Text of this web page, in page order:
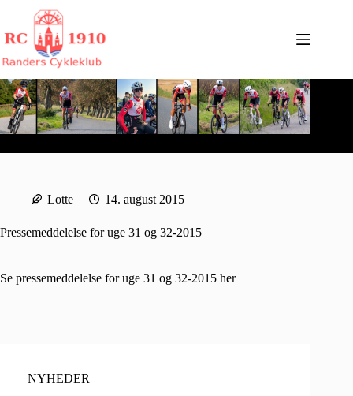
indhold
Lotte 14. august 2015
Pressemeddelelse for uge 31 og 32-2015
Se pressemeddelelse for uge 31 og 32-2015 her
NYHEDER